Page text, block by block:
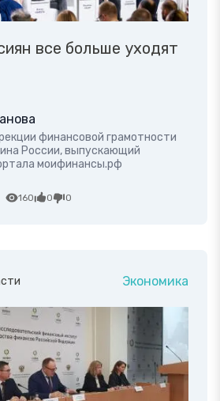
все больше уходят
финансовой грамотности
России, выпускающий
моифинансы.рф
160 0 0
Экономика